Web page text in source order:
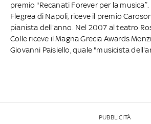
premio "Recanati Forever per la
Flegrea di Napoli, riceve il premio
pianista dell'anno. Nel 2007 al teatro
Colle riceve il Magna Grecia Awards
Giovanni Paisiello, quale "musicista
PUBBLICITÀ